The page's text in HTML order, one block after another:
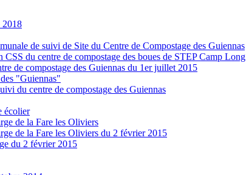
2018
de suivi de Site du Centre de Compostage des Guiennas
du centre de compostage des boues de STEP Camp Long
de compostage des Guiennas du 1er juillet 2015
"Guiennas"
du centre de compostage des Guiennas
écolier
de la Fare les Oliviers
de la Fare les Oliviers du 2 février 2015
du 2 février 2015